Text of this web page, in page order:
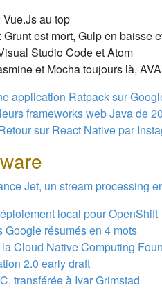
Vue.Js au top
Grunt est mort, Gulp en baisse
Studio Code et Atom
et Mocha toujours là,
application Ratpack sur
frameworks web Java de
sur React Native par
Jet, un stream processing
local pour OpenShift
Google résumés en 4 mots
Cloud Native Computing
2.0 early draft
transférée à Ivar Grimstad